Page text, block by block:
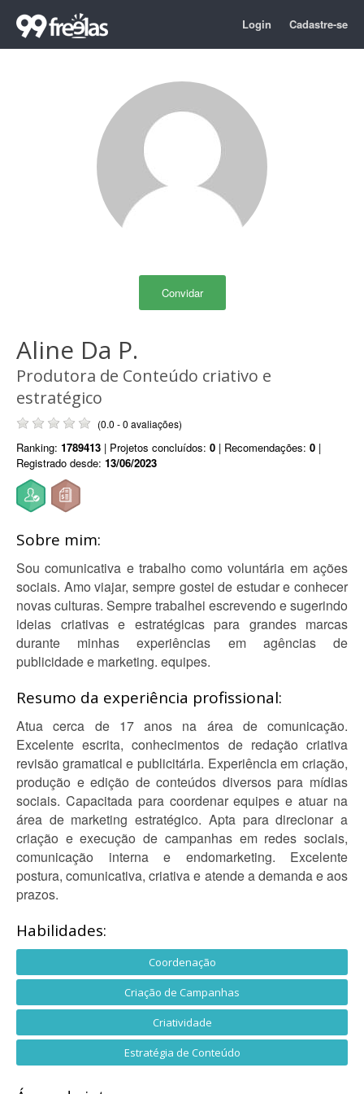
Login Cadastre-se
Convidar
Aline Da P.
Produtora de Conteúdo criativo e
estratégico
(0.0 - 0 avaliações)
Ranking: 1789413 | Projetos concluídos: 0 | Recomendações: 0 |
Registrado desde: 13/06/2023
Sobre mim:
Sou comunicativa e trabalho como voluntária em ações
sociais. Amo viajar, sempre gostei de estudar e conhecer
novas culturas. Sempre trabalhei escrevendo e sugerindo
ideias criativas e estratégicas para grandes marcas
durante minhas experiências em agências de
publicidade e marketing. equipes.
Resumo da experiência profissional:
Atua cerca de 17 anos na área de comunicação.
Excelente escrita, conhecimentos de redação criativa
revisão gramatical e publicitária. Experiência em criação,
produção e edição de conteúdos diversos para mídias
sociais. Capacitada para coordenar equipes e atuar na
área de marketing estratégico. Apta para direcionar a
criação e execução de campanhas em redes sociais,
comunicação interna e endomarketing. Excelente
postura, comunicativa, criativa e atende a demanda e aos
prazos.
Habilidades:
Coordenação
Criação de Campanhas
Criatividade
Estratégia de Conteúdo